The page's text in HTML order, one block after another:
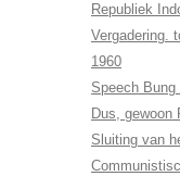
Republiek
Vergadering.
1960
Speech
Dus, gewoon
Sluiting van